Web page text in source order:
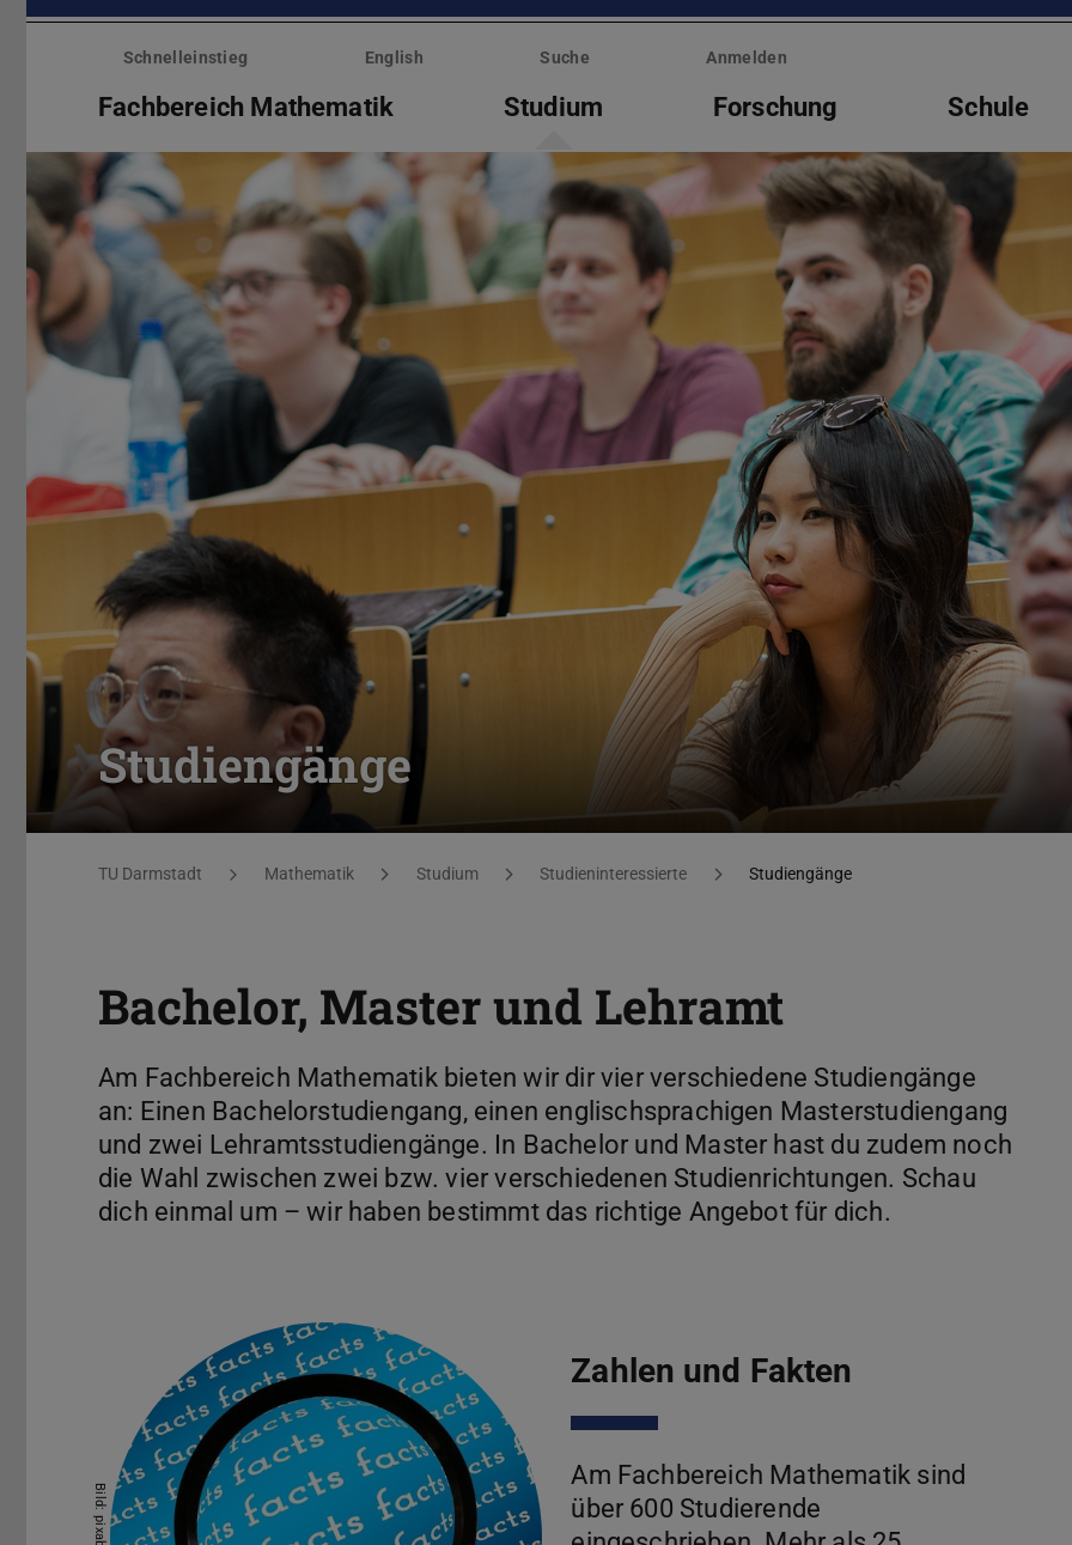
Menü
überspringenSchnelleinstieg English Suche Anmelden
Fachbereich Mathematik Studium Forschung Schule
Studiengänge
Sie befinden sich hier:
TU Darmstadt Mathematik Studium Studieninteressierte Studiengänge
Bachelor, Master und Lehramt
Am Fachbereich Mathematik bieten wir dir vier verschiedene Studiengänge
an: Einen Bachelorstudiengang, einen englischsprachigen Masterstudiengang
und zwei Lehramtsstudiengänge. In Bachelor und Master hast du zudem noch
die Wahl zwischen zwei bzw. vier verschiedenen Studienrichtungen. Schau
dich einmal um – wir haben bestimmt das richtige Angebot für dich.
Zahlen und Fakten
Am Fachbereich Mathematik sind
über 600 Studierende